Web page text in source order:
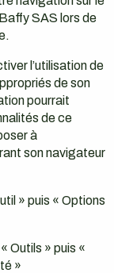
SAS lors de
l’utilisation de
de son
pourrait
de ce
à
son navigateur
» puis « Options
Outils » puis «
»